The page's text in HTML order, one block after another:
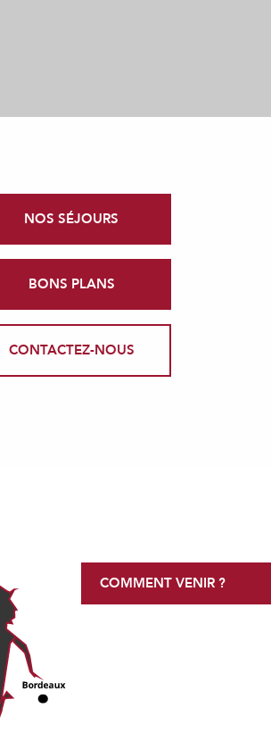
NOS SÉJOURS
BONS PLANS
CONTACTEZ-NOUS
COMMENT VENIR ?